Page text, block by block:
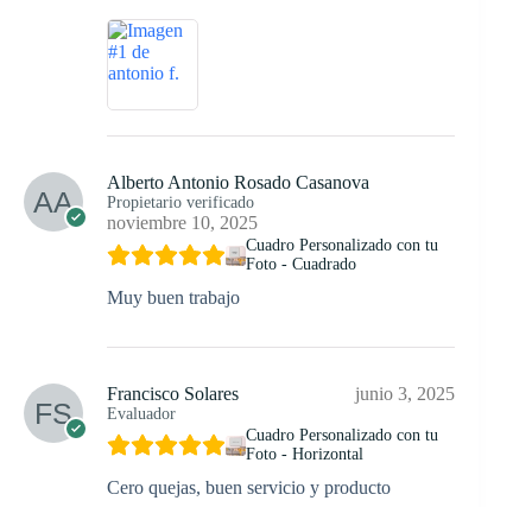
Alberto Antonio Rosado Casanova
Propietario verificado
noviembre 10, 2025
Cuadro Personalizado con tu
Foto - Cuadrado
Muy buen trabajo
Francisco Solares
Evaluador
junio 3, 2025
Cuadro Personalizado con tu
Foto - Horizontal
Cero quejas, buen servicio y producto